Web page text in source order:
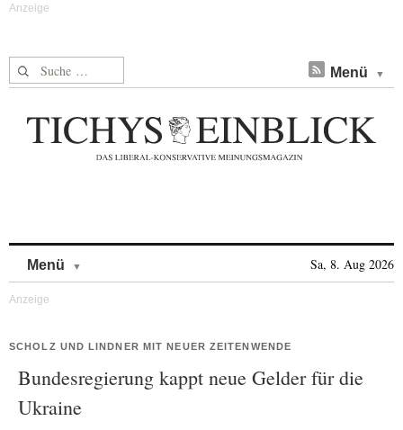
Suche nach: Menü
Menü Sa, 8. Aug 2026
SCHOLZ UND LINDNER MIT NEUER ZEITENWENDE
Bundesregierung kappt neue Gelder für die
Ukraine